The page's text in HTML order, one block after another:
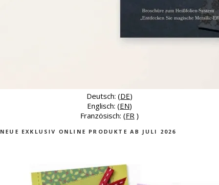
Deutsch: (DE)
Englisch: (EN)
Französisch: (FR )
NEUE EXKLUSIV ONLINE PRODUKTE AB JULI 2026